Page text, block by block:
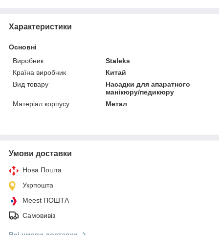
Характеристики
Основні
Виробник
Staleks
Країна виробник
Китай
Вид товару
Насадки для апаратного
манікюру/педикюру
Матеріал корпусу
Метал
Умови доставки
Нова Пошта
Укрпошта
Meest ПОШТА
Самовивіз